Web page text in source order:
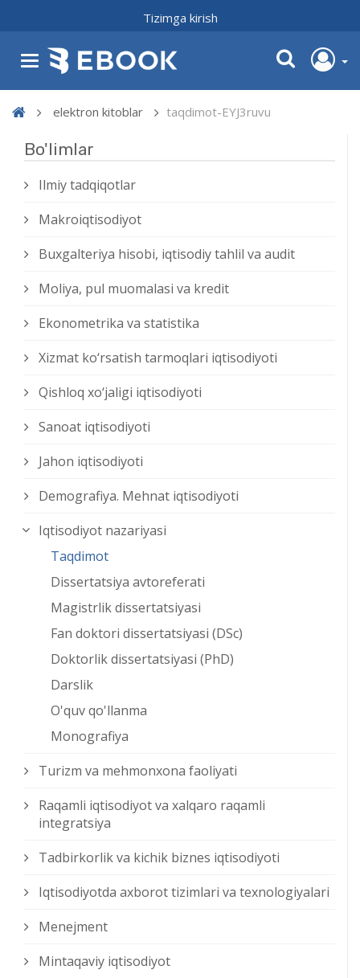
Tizimga kirish
elektron kitoblar taqdimot-EYJ3ruvu
Bo'limlar
Ilmiy tadqiqotlar
Makroiqtisodiyot
Buxgalteriya hisobi, iqtisodiy tahlil va audit
Moliya, pul muomalasi va kredit
Ekonometrika va statistika
Xizmat kо‘rsatish tarmoqlari iqtisodiyoti
Qishloq xо‘jaligi iqtisodiyoti
Sanoat iqtisodiyoti
Jahon iqtisodiyoti
Demografiya. Mehnat iqtisodiyoti
Iqtisodiyot nazariyasi
Taqdimot
Dissertatsiya avtoreferati
Magistrlik dissertatsiyasi
Fan doktori dissertatsiyasi (DSc)
Doktorlik dissertatsiyasi (PhD)
Darslik
O'quv qo'llanma
Monografiya
Turizm va mehmonxona faoliyati
Raqamli iqtisodiyot va xalqaro raqamli
integratsiya
Tadbirkorlik va kichik biznes iqtisodiyoti
Iqtisodiyotda axborot tizimlari va texnologiyalari
Menejment
Mintaqaviy iqtisodiyot